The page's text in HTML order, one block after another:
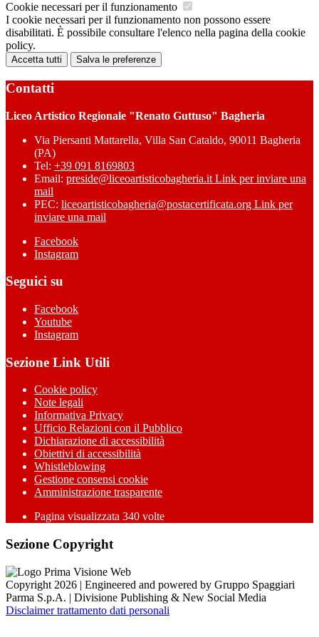
Cookie necessari per il funzionamento
I cookie necessari per il funzionamento non possono essere
disabilitati. È possibile consultare l'elenco nella pagina della cookie
policy.
Accetta tutti Salva le preferenze
Contatti
Liceo Artistico Regionale "Renato Guttuso" Bagheria
Via Piersanti Mattarella, Villa San Cataldo, 90011 Bagheria
(PA)
Tel: +39 091 8169803
Email: preside@liceoartisticobagheria.it Link per inviare una
mail
PEC: liceoartisticobagheria@postacertificata.org Link per
inviare una mail
Facebook
Instagram
Seguici su
Facebook
Youtube
Instagram
Sezione Link Utili
Cookie policy
Note legali
Informativa Privacy
Ufficio Relazioni con il Pubblico
Dichiarazione di accessibilità
Obiettivi di accessibilità
Whistleblowing
Gestione consensi cookie
Amministrazione trasparente
Pagina visualizzata 340 volte
Sezione Copyright
Copyright 2026 | Engineered and powered by Gruppo Spaggiari
Parma S.p.A. | Divisione Publishing & New Social Media
Disclaimer trattamento dati personali